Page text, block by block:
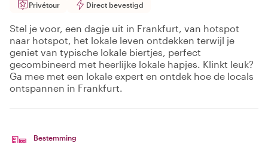
Privétour Direct bevestigd
Stel je voor, een dagje uit in Frankfurt, van hotspot
naar hotspot, het lokale leven ontdekken terwijl je
geniet van typische lokale biertjes, perfect
gecombineerd met heerlijke lokale hapjes. Klinkt leuk?
Ga mee met een lokale expert en ontdek hoe de locals
ontspannen in Frankfurt.
Bestemming